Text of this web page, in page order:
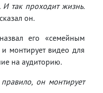
И так проходит жизнь.
он.
его «семейным
монтирует видео для
на аудиторию.
он монтирует